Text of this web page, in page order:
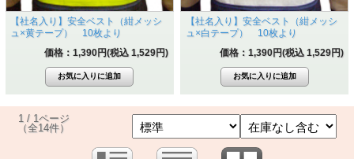
【社名入り】安全ベスト（紺メッシ
ュ×黄テープ） 10枚より
価格：1,390円(税込 1,529円)
【社名入り】安全ベスト（紺メッシ
ュ×白テープ） 10枚より
価格：1,390円(税込 1,529円)
1 / 1ページ
（全14件）